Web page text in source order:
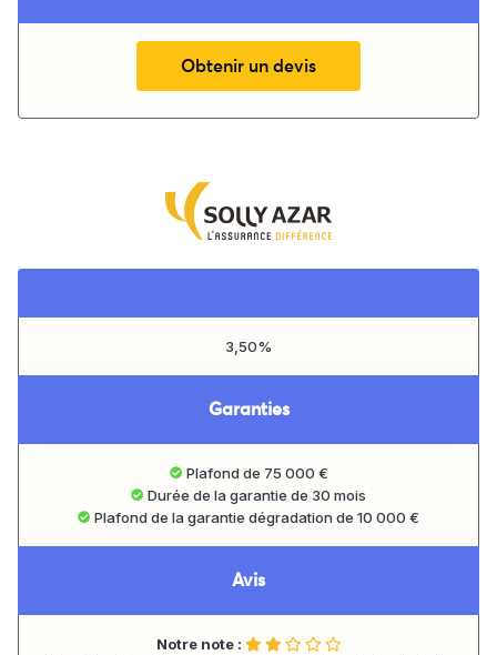
Obtenir un devis
3,50%
Garanties
Plafond de 75 000 €
Durée de la garantie de 30 mois
Plafond de la garantie dégradation de 10 000 €
Avis
Notre note :